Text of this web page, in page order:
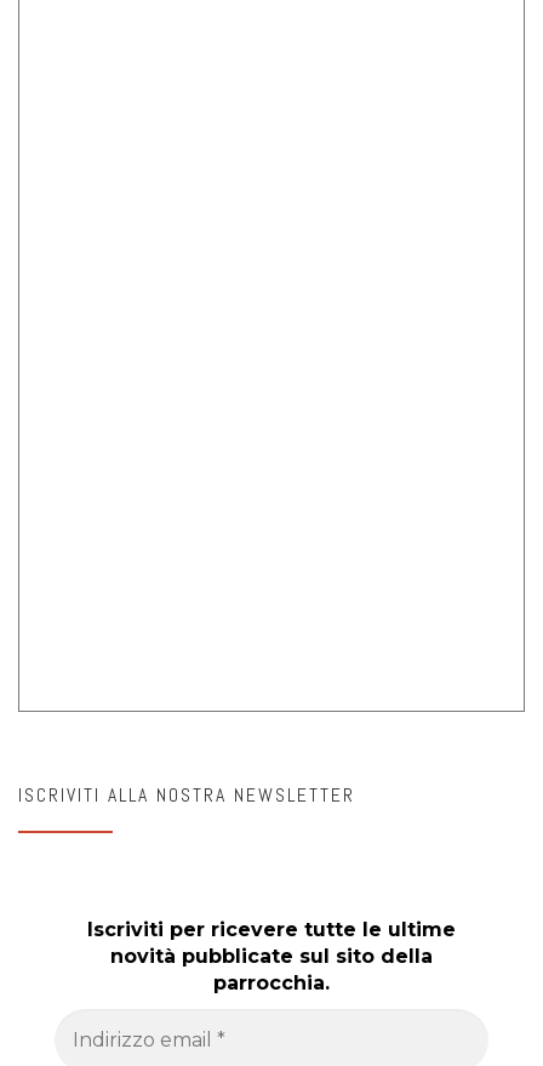
ISCRIVITI ALLA NOSTRA NEWSLETTER
Iscriviti per ricevere tutte le ultime
novità pubblicate sul sito della
parrocchia.